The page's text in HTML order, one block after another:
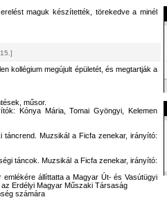
maguk készítették, törekedve a minél
kollégium megújult épületét, és megtartják a
műsor.
Kónya Mária, Tomai Gyöngyi, Kelemen
táncrend. Muzsikál a Ficfa zenekar, irányító:
táncok. Muzsikál a Ficfa zenekar, irányító:
állíttatta a Magyar Út- és Vasútügyi
Erdélyi Magyar Műszaki Társaság
számára